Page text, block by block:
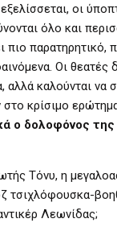
οι
όλο και
πιο παρατηρητικό,
Οι θεατές
αλλά καλούνται να
στο κρίσιμο
ο δολοφόνος
Τόνυ, η
τσιχλόφουσκα-
Λεωνίδας;